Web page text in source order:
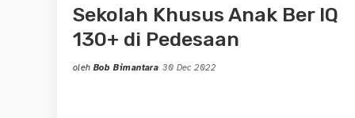
Sekolah Khusus Anak Ber IQ
130+ di Pedesaan
Posted
oleh Bob Bimantara 30 Dec 2022